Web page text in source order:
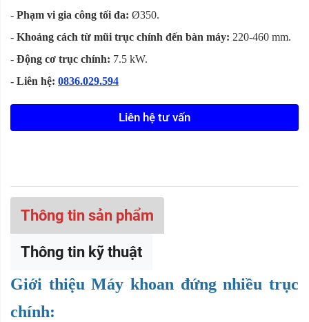
- Phạm vi gia công tối đa: Ø350.
- Khoảng cách từ mũi trục chính đến bàn máy: 220-460 mm.
- Động cơ trục chính: 7.5 kW.
- Liên hệ: 0836.029.594
Liên hệ tư vấn
Thông tin sản phẩm
Thông tin kỹ thuật
Giới thiệu Máy khoan đứng nhiều trục
chính: